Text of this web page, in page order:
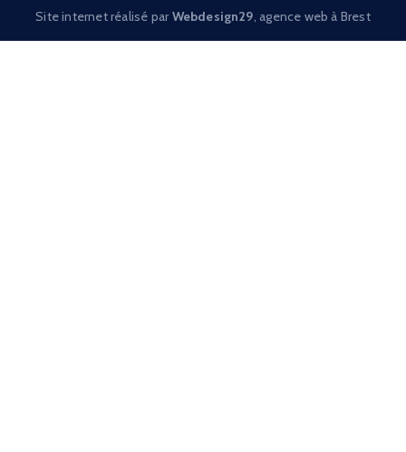
Site internet réalisé par Webdesign29 , agence web à Brest